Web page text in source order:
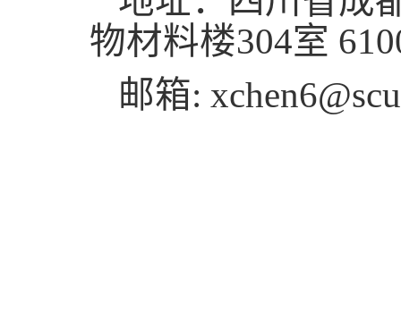
物材料楼304室
邮箱: